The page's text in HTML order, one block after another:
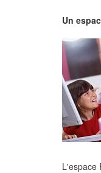
Un
L'espace